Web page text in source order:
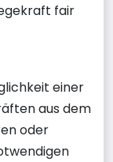
fair
einer
aus dem
oder